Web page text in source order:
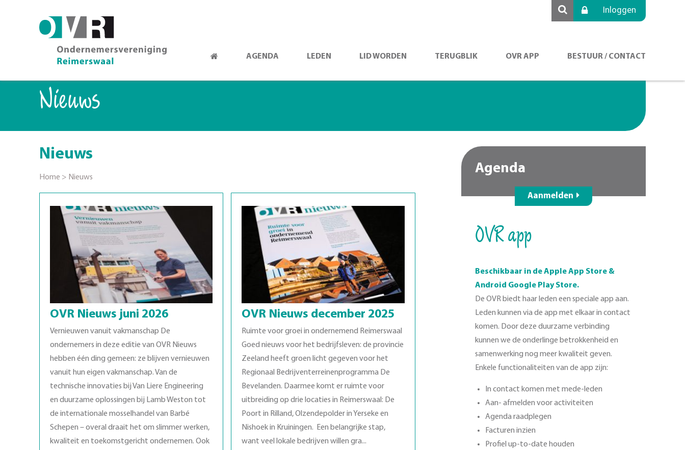
Inloggen
AGENDA LEDEN LID WORDEN TERUGBLIK OVR APP BESTUUR / CONTACT
Nieuws
Nieuws
Home > Nieuws
OVR Nieuws juni 2026
Vernieuwen vanuit vakmanschap De
ondernemers in deze editie van OVR Nieuws
hebben één ding gemeen: ze blijven vernieuwen
vanuit hun eigen vakmanschap. Van de
technische innovaties bij Van Liere Engineering
en duurzame oplossingen bij Lamb Weston tot
de internationale mosselhandel van Barbé
Schepen – overal draait het om slimmer werken,
kwaliteit en toekomstgericht ondernemen. Ook
OVR Nieuws december 2025
Ruimte voor groei in ondernemend Reimerswaal
Goed nieuws voor het bedrijfsleven: de provincie
Zeeland heeft groen licht gegeven voor het
Regionaal Bedrijventerreinenprogramma De
Bevelanden. Daarmee komt er ruimte voor
uitbreiding op drie locaties in Reimerswaal: De
Poort in Rilland, Olzendepolder in Yerseke en
Nishoek in Kruiningen. Een belangrijke stap,
want veel lokale bedrijven willen gra...
Agenda
Aanmelden
OVR app
Beschikbaar in de Apple App Store &
Android Google Play Store.
De OVR biedt haar leden een speciale app aan.
Leden kunnen via de app met elkaar in contact
komen. Door deze duurzame verbinding
kunnen we de onderlinge betrokkenheid en
samenwerking nog meer kwaliteit geven.
Enkele functionaliteiten van de app zijn:
In contact komen met mede-leden
Aan- afmelden voor activiteiten
Agenda raadplegen
Facturen inzien
Profiel up-to-date houden